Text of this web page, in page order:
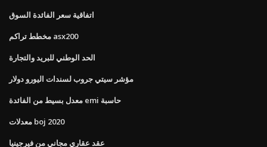
اتفاقية سعر الفائدة السوق
مخطط تراكم asx200
الحد الوطني للبريد والتجارة
مؤشر سيتي جروب لسندات اليورو دولار
معدل بسيط من الفائدة emi حاسبة
معدلات boj 2020
عقد عقاري مجاني من فيرجينيا